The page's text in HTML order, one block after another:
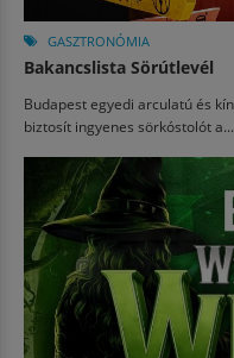
GASZTRONÓMIA
Bakancslista Sörútlevél
Budapest egyedi arculatú és
biztosít ingyenes sörkóstolót a...